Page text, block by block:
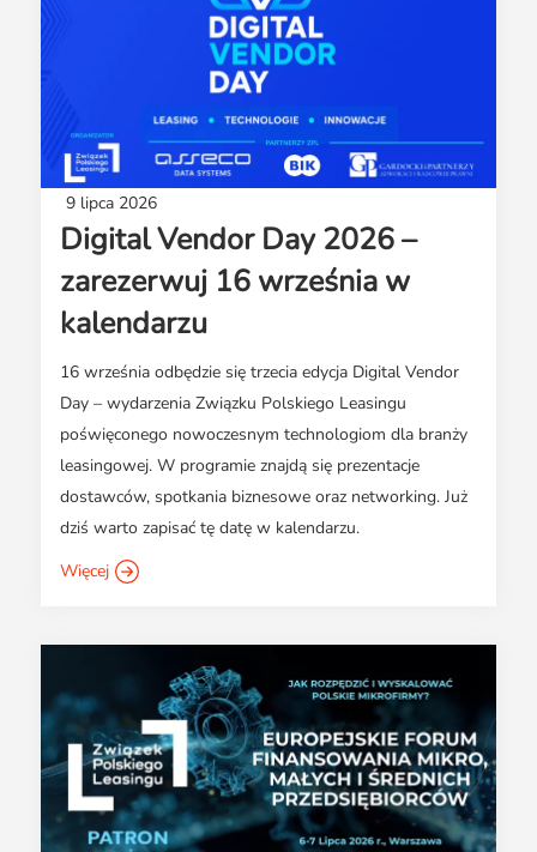
9 lipca 2026
Digital Vendor Day 2026 –
zarezerwuj 16 września w
kalendarzu
16 września odbędzie się trzecia edycja Digital Vendor
Day – wydarzenia Związku Polskiego Leasingu
poświęconego nowoczesnym technologiom dla branży
leasingowej. W programie znajdą się prezentacje
dostawców, spotkania biznesowe oraz networking. Już
dziś warto zapisać tę datę w kalendarzu.
Więcej